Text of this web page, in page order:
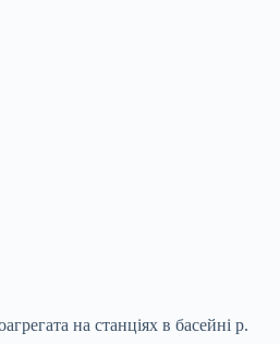
на станціях в басейні р.